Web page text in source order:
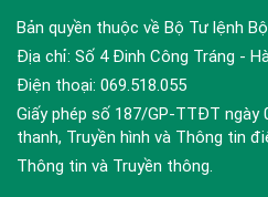
Bản quyền thuộc về Bộ Tư lệnh
Địa chỉ: Số 4 Đinh Công Tráng -
Điện thoại: 069.518.055
Giấy phép số 187/GP-TTĐT ngày
thanh, Truyền hình và Thông tin
Thông tin và Truyền thông.